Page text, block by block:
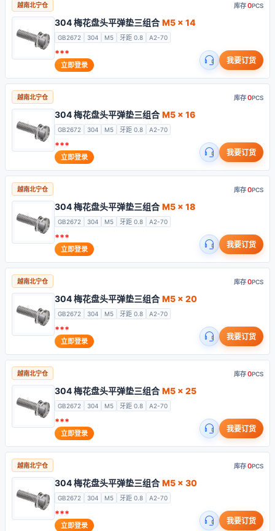
越南北宁仓 库存0PCS
304 梅花盘头平弹垫三组合 M5 x 14
GB2672 304 M5 牙距 0.8 A2-70
***
立即登录 我要订货
越南北宁仓 库存0PCS
304 梅花盘头平弹垫三组合 M5 x 16
GB2672 304 M5 牙距 0.8 A2-70
***
立即登录 我要订货
越南北宁仓 库存0PCS
304 梅花盘头平弹垫三组合 M5 x 18
GB2672 304 M5 牙距 0.8 A2-70
***
立即登录 我要订货
越南北宁仓 库存0PCS
304 梅花盘头平弹垫三组合 M5 x 20
GB2672 304 M5 牙距 0.8 A2-70
***
立即登录 我要订货
越南北宁仓 库存0PCS
304 梅花盘头平弹垫三组合 M5 x 25
GB2672 304 M5 牙距 0.8 A2-70
***
立即登录 我要订货
越南北宁仓 库存0PCS
304 梅花盘头平弹垫三组合 M5 x 30
GB2672 304 M5 牙距 0.8 A2-70
***
立即登录 我要订货